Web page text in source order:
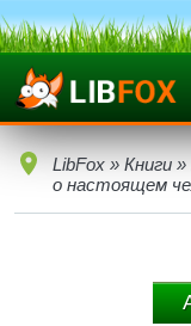
LibFox » Книги »
о настоящем